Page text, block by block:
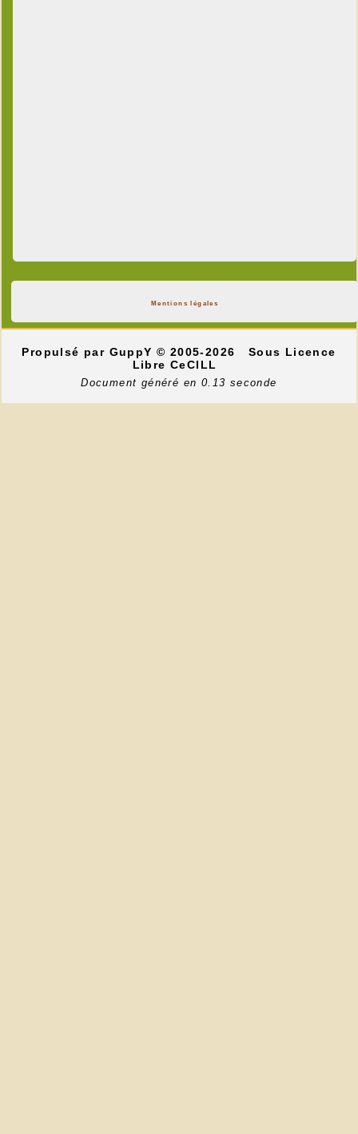
Mentions légales
Propulsé par GuppY© 2005-2026
Sous Licence
Libre CeCILL
Document généré en 0.13 seconde